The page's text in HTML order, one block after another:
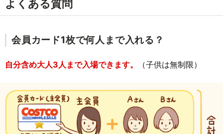
よくある質問
会員カード1枚で何人まで入れる？
自分含め大人3人まで入場できます。 （子供は無制限）